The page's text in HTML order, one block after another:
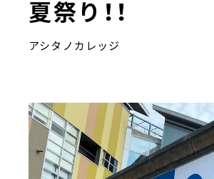
夏祭り！！
アシタノカレッジ